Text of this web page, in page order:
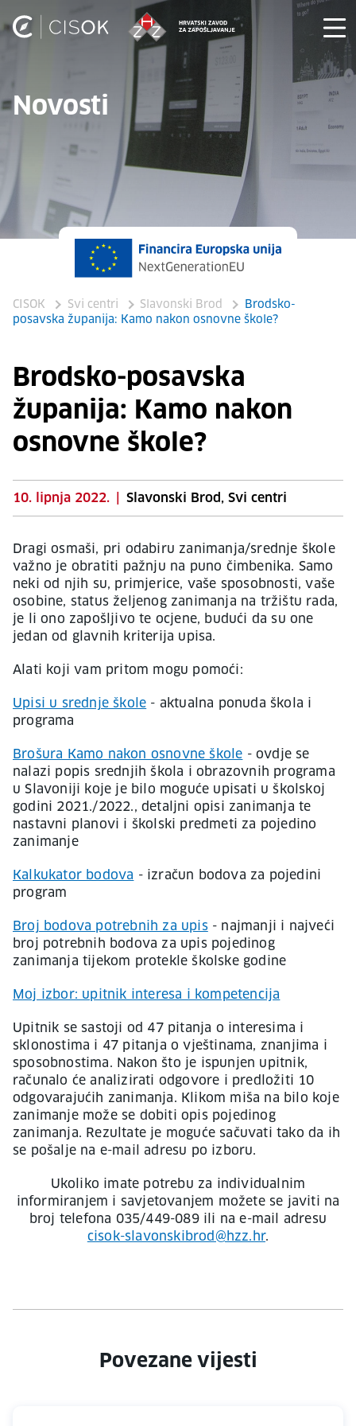
Novosti
CISOK Svi centri Slavonski Brod
Brodsko-
posavska županija: Kamo nakon osnovne škole?
Brodsko-posavska
županija: Kamo nakon
osnovne škole?
10. lipnja 2022. Slavonski Brod, Svi centri
Dragi osmaši, pri odabiru zanimanja/srednje škole
važno je obratiti pažnju na puno čimbenika. Samo
neki od njih su, primjerice, vaše sposobnosti, vaše
osobine, status željenog zanimanja na tržištu rada,
je li ono zapošljivo te ocjene, budući da su one
jedan od glavnih kriterija upisa.
Alati koji vam pritom mogu pomoći:
Upisi u srednje škole - aktualna ponuda škola i
programa
Brošura Kamo nakon osnovne škole - ovdje se
nalazi popis srednjih škola i obrazovnih programa
u Slavoniji koje je bilo moguće upisati u školskoj
godini 2021./2022., detaljni opisi zanimanja te
nastavni planovi i školski predmeti za pojedino
zanimanje
Kalkukator bodova - izračun bodova za pojedini
program
Broj bodova potrebnih za upis - najmanji i najveći
broj potrebnih bodova za upis pojedinog
zanimanja tijekom protekle školske godine
Moj izbor: upitnik interesa i kompetencija
Upitnik se sastoji od 47 pitanja o interesima i
sklonostima i 47 pitanja o vještinama, znanjima i
sposobnostima. Nakon što je ispunjen upitnik,
računalo će analizirati odgovore i predložiti 10
odgovarajućih zanimanja. Klikom miša na bilo koje
zanimanje može se dobiti opis pojedinog
zanimanja. Rezultate je moguće sačuvati tako da ih
se pošalje na e-mail adresu po izboru.
Ukoliko imate potrebu za individualnim
informiranjem i savjetovanjem možete se javiti na
broj telefona 035/449-089 ili na e-mail adresu
cisok-slavonskibrod@hzz.hr.
Povezane vijesti